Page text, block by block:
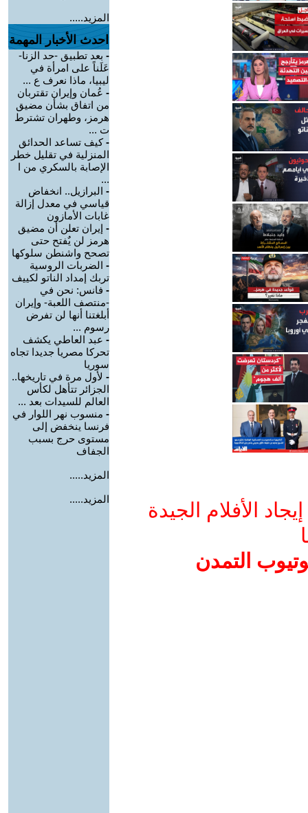
الأفلام الجيدة
التمدن
المزيد.....
احدث الأخبار المهمة
- بعد تطبيق -حد الزنا-
عَلَناً على امرأة في
ليبيا، ماذا نعرف ع ...
- عُمان وإيران تقتربان
من اتفاق بشأن مضيق
هرمز، وطهران تشترط
ت ...
-كيف تساعد الحدائق
المنزلية في تقليل خطر
الإصابة بالسكري من ا
...
- البرازيل.. انخفاض
قياسي في معدل إزالة
غابات الأمازون
- إيران تعلن أن مضيق
هرمز لن يٌفتح حتى
تصحح واشنطن سلوكها
- الضربات الروسية
تربك إمداد الناتو لكييف
- فانس: نحن في
-منتصف اللعبة- وإيران
أبلغتنا أنها لن تفرض
رسوم ...
- عبد العاطي يكشف
تحركا مصريا جديدا تجاه
سوريا
- لأول مرة في تاريخها..
الجزائر تتأهل لكأس
العالم للسيدات بعد ...
- منسوب نهر اللوار في
فرنسا ينخفض إلى
مستوى حرج بسبب
الجفاف
المزيد.....
المزيد.....